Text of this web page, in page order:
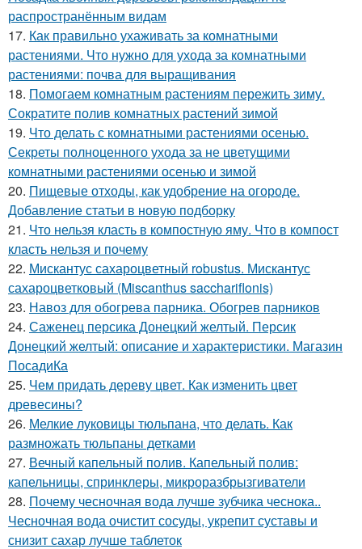
распространённым видам
17. Как правильно ухаживать за комнатными
растениями. Что нужно для ухода за комнатными
растениями: почва для выращивания
18. Помогаем комнатным растениям пережить зиму.
Сократите полив комнатных растений зимой
19. Что делать с комнатными растениями осенью.
Секреты полноценного ухода за не цветущими
комнатными растениями осенью и зимой
20. Пищевые отходы, как удобрение на огороде.
Добавление статьи в новую подборку
21. Что нельзя класть в компостную яму. Что в компост
класть нельзя и почему
22. Мискантус сахароцветный robustus. Мискантус
сахароцветковый (Miscanthus sacchariflonis)
23. Навоз для обогрева парника. Обогрев парников
24. Саженец персика Донецкий желтый. Персик
Донецкий желтый: описание и характеристики. Магазин
ПосадиКа
25. Чем придать дереву цвет. Как изменить цвет
древесины?
26. Мелкие луковицы тюльпана, что делать. Как
размножать тюльпаны детками
27. Вечный капельный полив. Капельный полив:
капельницы, спринклеры, микроразбрызгиватели
28. Почему чесночная вода лучше зубчика чеснока..
Чесночная вода очистит сосуды, укрепит суставы и
снизит сахар лучше таблеток